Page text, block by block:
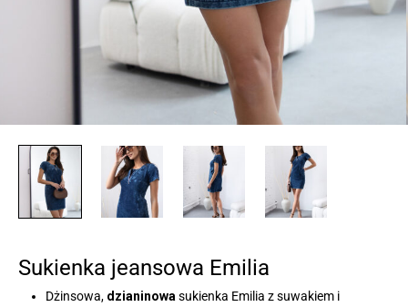
Sukienka jeansowa Emilia
Dżinsowa, dzianinowa sukienka Emilia z suwakiem i